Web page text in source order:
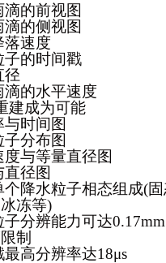
滴的前视图
滴的侧视图
落速度
子的时间戳
径
滴的水平速度
建成为可能
与时间图
子分布图
度与等量直径图
直径图
个降水粒子相态组成(固
冻等)
子分辨能力可达
制
最高分辨率达18μs